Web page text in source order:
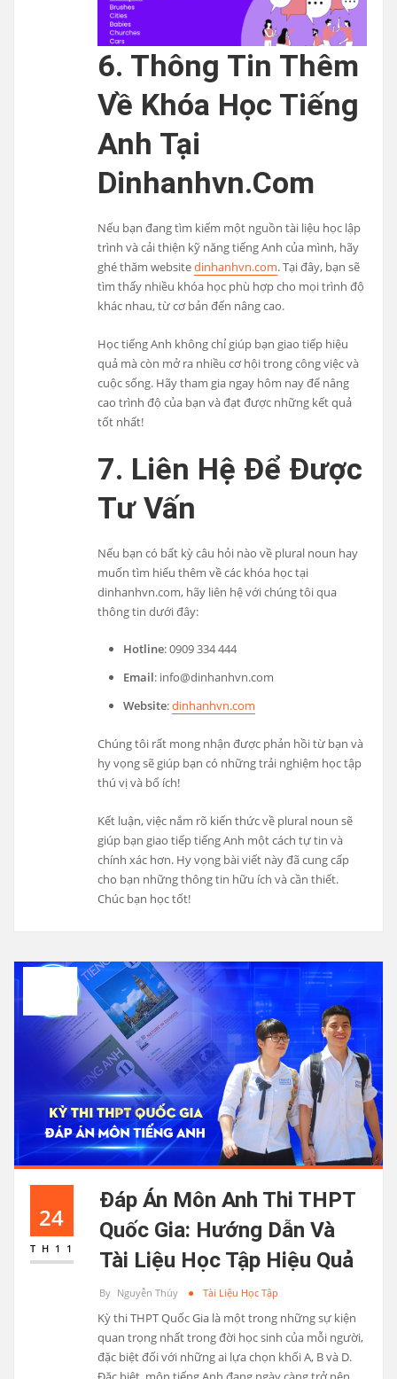
6. Thông Tin Thêm
Về Khóa Học Tiếng
Anh Tại
Dinhanhvn.com
Nếu bạn đang tìm kiếm một nguồn tài liệu học lập
trình và cải thiện kỹ năng tiếng Anh của mình, hãy
ghé thăm websitedinhanhvn.com. Tại đây, bạn sẽ
tìm thấy nhiều khóa học phù hợp cho mọi trình độ
khác nhau, từ cơ bản đến nâng cao.
Học tiếng Anh không chỉ giúp bạn giao tiếp hiệu
quả mà còn mở ra nhiều cơ hội trong công việc và
cuộc sống. Hãy tham gia ngay hôm nay để nâng
cao trình độ của bạn và đạt được những kết quả
tốt nhất!
7. Liên Hệ Để Được
Tư Vấn
Nếu bạn có bất kỳ câu hỏi nào về plural noun hay
muốn tìm hiểu thêm về các khóa học tại
dinhanhvn.com, hãy liên hệ với chúng tôi qua
thông tin dưới đây:
Hotline: 0909 334 444
Email: info@dinhanhvn.com
Website:dinhanhvn.com
Chúng tôi rất mong nhận được phản hồi từ bạn và
hy vọng sẽ giúp bạn có những trải nghiệm học tập
thú vị và bổ ích!
Kết luận, việc nắm rõ kiến thức về plural noun sẽ
giúp bạn giao tiếp tiếng Anh một cách tự tin và
chính xác hơn. Hy vọng bài viết này đã cung cấp
cho bạn những thông tin hữu ích và cần thiết.
Chúc bạn học tốt!
24
TH11
Đáp Án Môn Anh Thi THPT
Quốc Gia: Hướng Dẫn Và
Tài Liệu Học Tập Hiệu Quả
By Nguyễn Thúy Tài Liệu Học Tập
Kỳ thi THPT Quốc Gia là một trong những sự kiện
quan trọng nhất trong đời học sinh của mỗi người,
đặc biệt đối với những ai lựa chọn khối A, B và D.